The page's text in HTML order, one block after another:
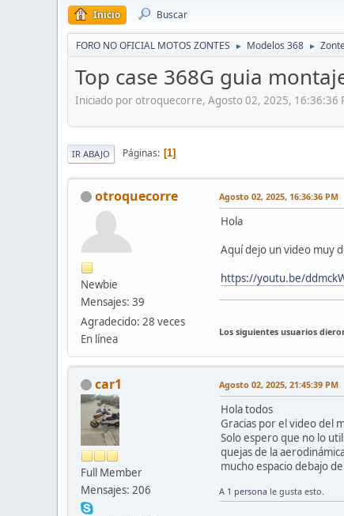
Inicio Buscar
FORO NO OFICIAL MOTOS ZONTES ► Modelos 368 ►
Top case 368G guia
Iniciado por otroquecorre, Agosto 02, 2025, 16:36:36
IR ABAJO Páginas 1
otroquecorre
Newbie
Mensajes: 39
Agradecido: 28 veces
En línea
Agosto 02, 2025, 16:36:36 PM
Hola
Aquí dejo un video muy
https://youtu.be/
Los siguientes usuarios
car1
Full Member
Mensajes: 206
Agosto 02, 2025, 21:45:39 PM
Hola todos
Gracias por el video del
Solo espero que no lo
quejas de la
mucho espacio debajo
A 1 persona le gusta esto.